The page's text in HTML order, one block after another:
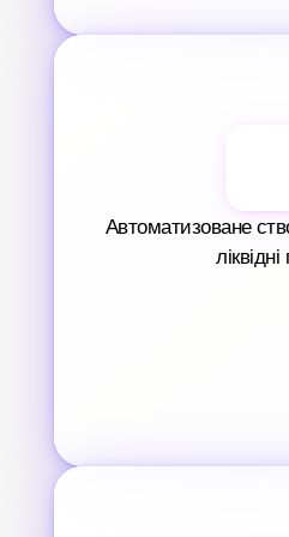
Автоматизоване
ліквідні